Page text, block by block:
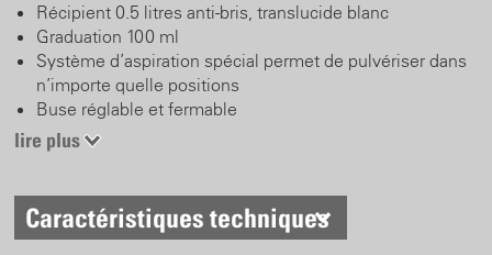
Récipient 0.5 litres anti-bris, translucide blanc
Graduation 100 ml
Système d’aspiration spécial permet de pulvériser dans
n’importe quelle positions
Buse réglable et fermable
Pression du piston jusqu’à 15 bars
Tête de pulvérisation robuste avec large soutien de main
fréquent
lire plus
Caractéristiques techniques